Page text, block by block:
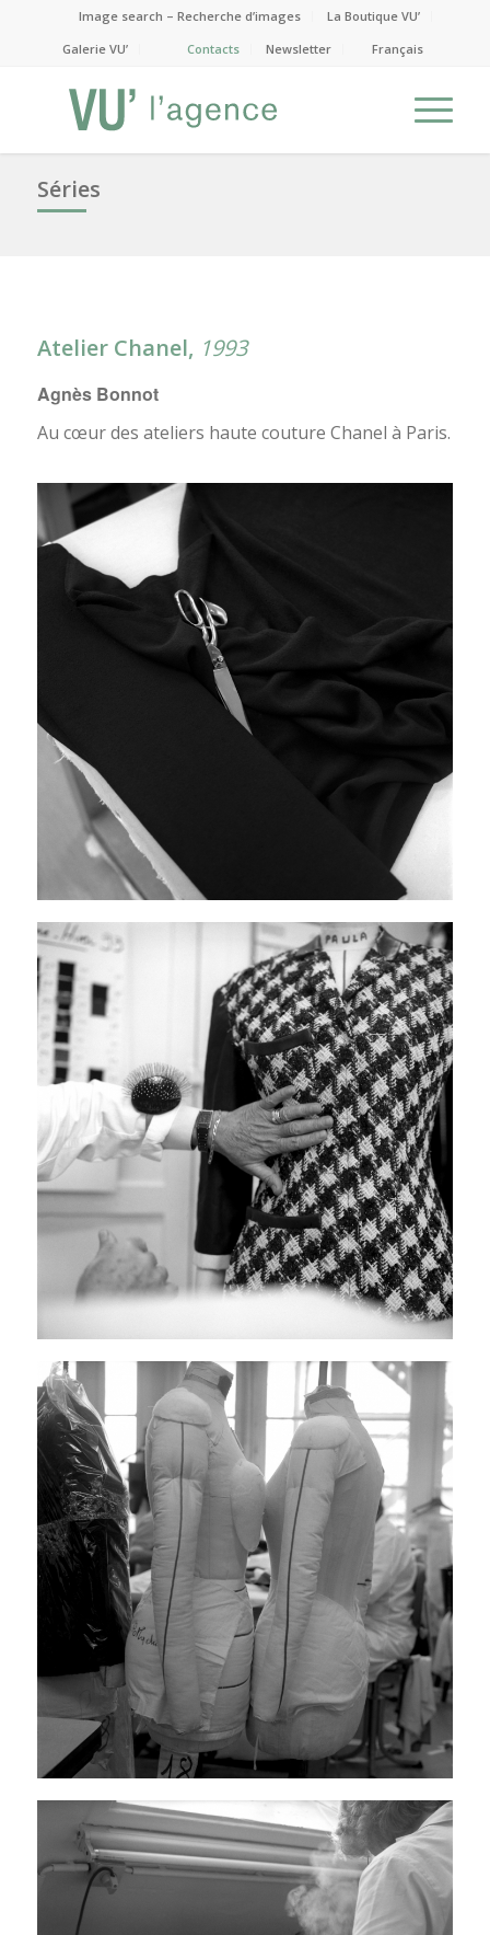
Image search – Recherche d’images
La Boutique VU’
Galerie VU’
Contacts Newsletter Français
Séries
Atelier Chanel, 1993
Agnès Bonnot
Au cœur des ateliers haute couture Chanel à Paris.